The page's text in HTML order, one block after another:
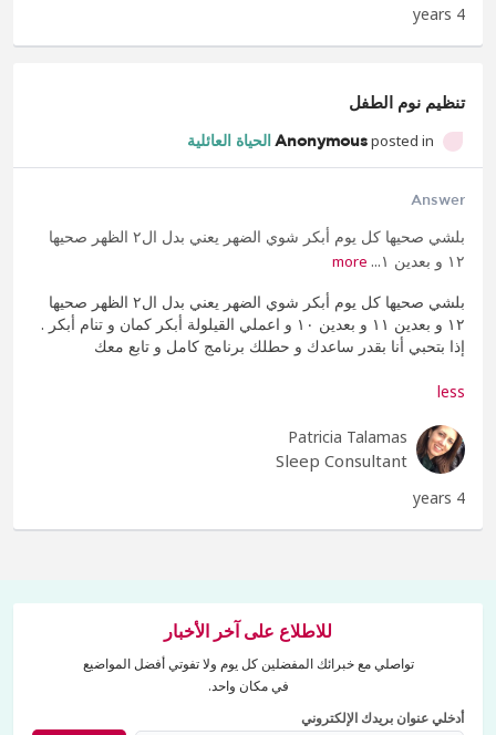
4 years
تنظيم نوم الطفل
Anonymous posted in الحياة العائلية
Answer
بلشي صحيها كل يوم أبكر شوي الضهر يعني بدل ال٢ الظهر صحيها
١٢ و بعدين ١...
بلشي صحيها كل يوم أبكر شوي الضهر يعني بدل ال٢ الظهر صحيها
١٢ و بعدين ١١ و بعدين ١٠ و اعملي القيلولة أبكر كمان و تنام أبكر .
إذا بتحبي أنا بقدر ساعدك و حطلك برنامج كامل و تابع معك
less
Patricia Talamas
Sleep Consultant
4 years
للاطلاع على آخر الأخبار
تواصلي مع خبرائك المفضلين كل يوم ولا تفوتي أفضل المواضيع
في مكان واحد.
أدخلي عنوان بريدك الإلكتروني